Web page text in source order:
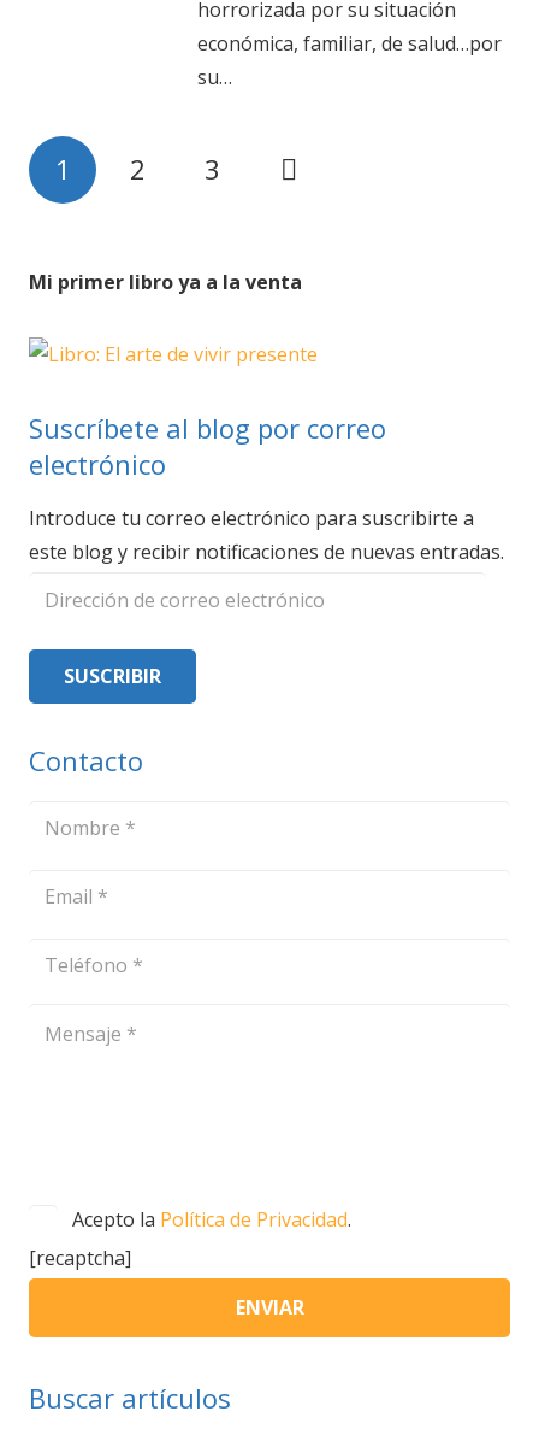
horrorizada por su situación
económica, familiar, de salud…por
su…
1 2 3
Mi primer libro ya a la venta
Suscríbete al blog por correo
electrónico
Introduce tu correo electrónico para suscribirte a
este blog y recibir notificaciones de nuevas entradas.
correo
electrónico
SUSCRIBIR
Contacto
Acepto la Política de Privacidad.
[recaptcha]
Buscar artículos